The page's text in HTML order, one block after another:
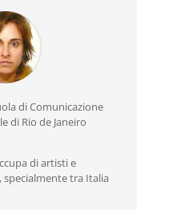
di Comunicazione
di Rio de Janeiro
di artisti e
tra Italia